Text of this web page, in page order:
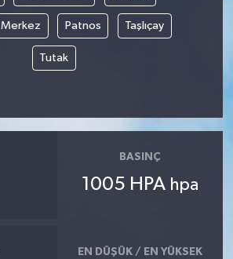
Merkez Patnos Taşlıçay
Tutak
BASINÇ
1005 HPA hpa
EN DÜŞÜK / EN YÜKSEK